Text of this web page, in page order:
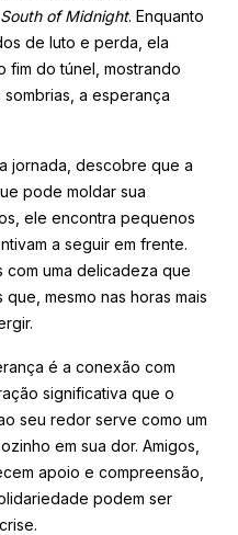
South of Midnight. Enquanto
de luto e perda, ela
fim do túnel, mostrando
a esperança
jornada, descobre que a
pode moldar sua
ele encontra pequenos
a seguir em frente.
com uma delicadeza que
mesmo nas horas mais
é a conexão com
significativa que o
seu redor serve como um
em sua dor. Amigos,
apoio e compreensão,
podem ser